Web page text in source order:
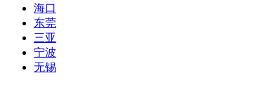
海口
东莞
三亚
宁波
无锡